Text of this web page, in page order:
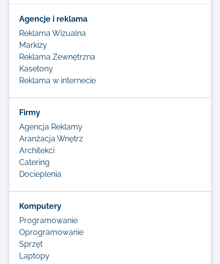
Agencje i reklama
Reklama Wizualna
Markizy
Reklama Zewnętrzna
Kasetony
Reklama w internecie
Firmy
Agencja Reklamy
Aranżacja Wnętrz
Architekci
Catering
Docieplenia
Komputery
Programowanie
Oprogramowanie
Sprzęt
Laptopy